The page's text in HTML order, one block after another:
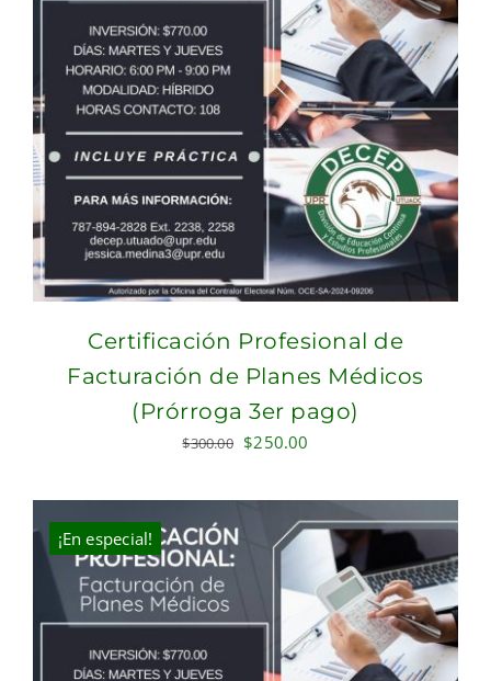
Certificación Profesional de
Facturación de Planes Médicos
(Prórroga 3er pago)
$300.00 Original
was:
$300.00.
$250.00
is:
$250.00.
¡En especial!